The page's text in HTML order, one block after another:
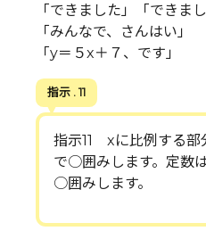
「できました」「できまし
「みんなで、さんはい」
「y＝５x＋７、です」
指示 . 11
指示11 xに比例する部
で○囲みします。定数
○囲みします。